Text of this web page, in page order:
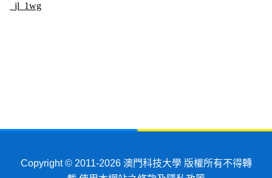
_jl_1wg
Copyright © 2011-2026 澳門科技大學 版權所有不得轉